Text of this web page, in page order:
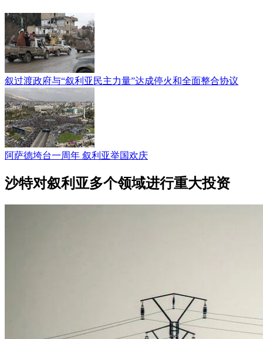
叙过渡政府与“叙利亚民主力量”达成停火和全面整合协议
阿萨德垮台一周年 叙利亚举国欢庆
沙特对叙利亚多个领域进行重大投资